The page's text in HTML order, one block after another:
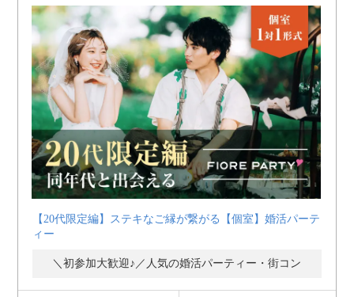
【20代限定編】ステキなご縁が繋がる【個室】婚活パーテ
ィー
＼初参加大歓迎♪／人気の婚活パーティー・街コン